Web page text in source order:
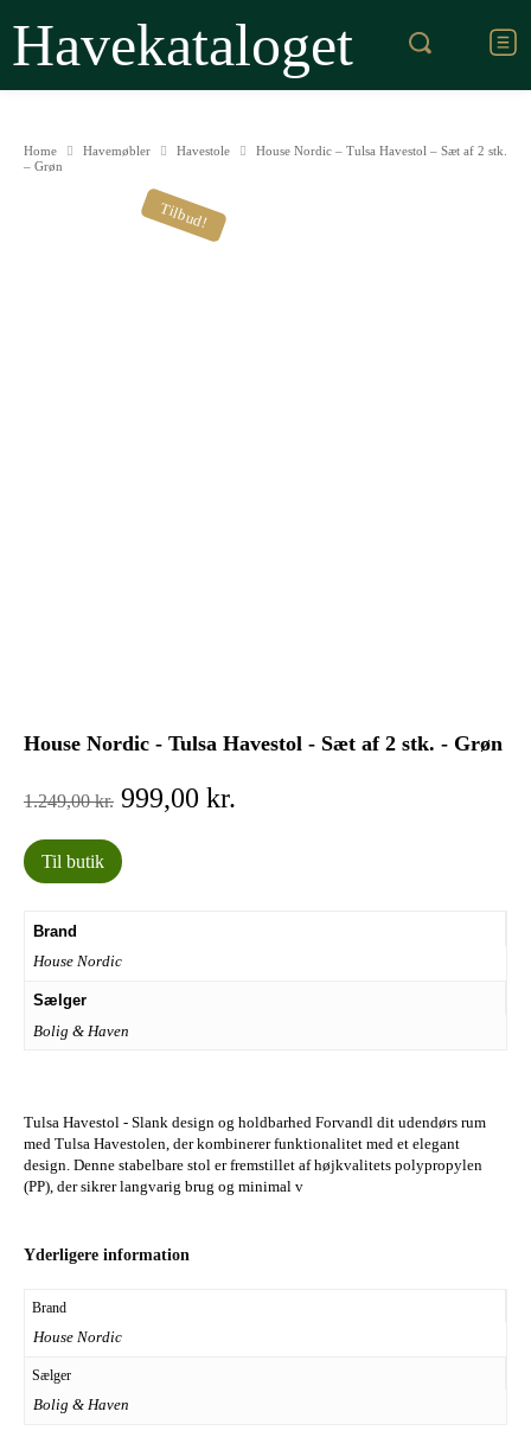
Havekataloget
Home Havemøbler Havestole
House Nordic – Tulsa Havestol – Sæt af 2 stk.
– Grøn
Tilbud!
House Nordic - Tulsa Havestol - Sæt af 2 stk. - Grøn
1.249,00kr. Den
oprindelige
pris
var:
999,00 kr.
Til butik
Brand
House Nordic
Sælger
Bolig & Haven
Tulsa Havestol - Slank design og holdbarhed Forvandl dit udendørs rum
med Tulsa Havestolen, der kombinerer funktionalitet med et elegant
design. Denne stabelbare stol er fremstillet af højkvalitets polypropylen
(PP), der sikrer langvarig brug og minimal v
Yderligere information
Brand
House Nordic
Sælger
Bolig & Haven